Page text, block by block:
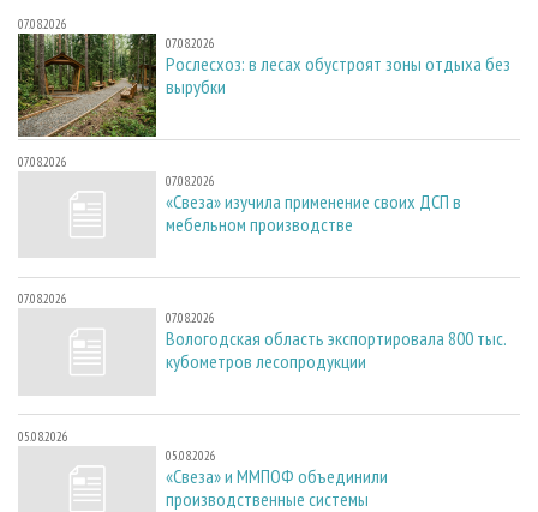
07.08.2026
07.08.2026
Рослесхоз: в лесах обустроят зоны отдыха без
вырубки
07.08.2026
07.08.2026
«Свеза» изучила применение своих ДСП в
мебельном производстве
07.08.2026
07.08.2026
Вологодская область экспортировала 800 тыс.
кубометров лесопродукции
05.08.2026
05.08.2026
«Свеза» и ММПОФ объединили
производственные системы